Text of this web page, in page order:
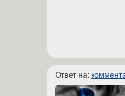
Ответ на: